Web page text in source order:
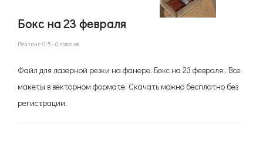
Бокс на 23 февраля
Рейтинг:0/5 -0 голосов
Файл для лазерной резки на фанере. Бокс на 23 февраля . Все
макеты в векторном формате. Скачать можно бесплатно без
регистрации.